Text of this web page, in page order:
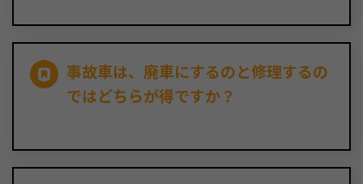
事故車は、廃車にするのと修理するの
ではどちらが得ですか？